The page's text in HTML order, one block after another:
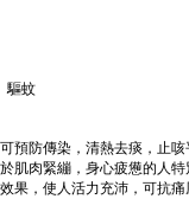
驅蚊
預防傳染，清熱去痰，止咳
肌肉緊繃，身心疲憊的人特
果，使人活力充沛，可抗痛